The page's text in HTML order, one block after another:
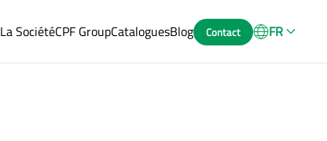
La SociétéCPF GroupCataloguesBlog Contact FR